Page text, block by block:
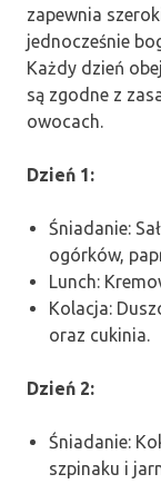
zapewnia
jednocześnie
Każdy dzień
są zgodne z
owocach.
Dzień 1:
Śniadanie:
ogórków,
Lunch:
Kolacja:
oraz cukinia.
Dzień 2:
Śniadanie:
szpinaku i